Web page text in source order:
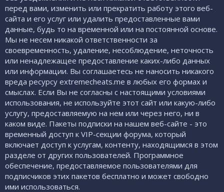
перед вами, изменить или прекратить работу этого веб-
сайта и его услуг или удалить предоставленные вами
данные, будь то на временной или на постоянной основе.
Мы не несем никакой ответственности за
своевременность, удаление, несоблюдение, неточность
или ненадлежащее предоставление каких-либо данных
или информации. Вы соглашаетесь не наносить никакого
вреда ресурсу extremecheats.me в любых его формах и
смыслах. Если Вы не согласны с настоящими условиями
использования, не используйте этот сайт или какую-либо
услугу, предоставляемую на нем или через него, ни в
каком виде. Пакеты подписки на нашем веб-сайте - это
временный доступ к VIP-секции форума, который
включает доступ к услугам, контенту, находящимся в этом
разделе от других пользователей. Программное
обеспечение, предоставляемое пользователями для
подписчиков этих пакетов бесплатно и может свободно
ими использоваться.